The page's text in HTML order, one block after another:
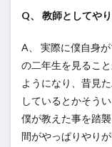
Q、 教師としてや
A、 実際に僕自身
の二年生を見るこ
ようになり、昔見
しているとかそう
僕が教えた事を踏
間がやっぱりやりが